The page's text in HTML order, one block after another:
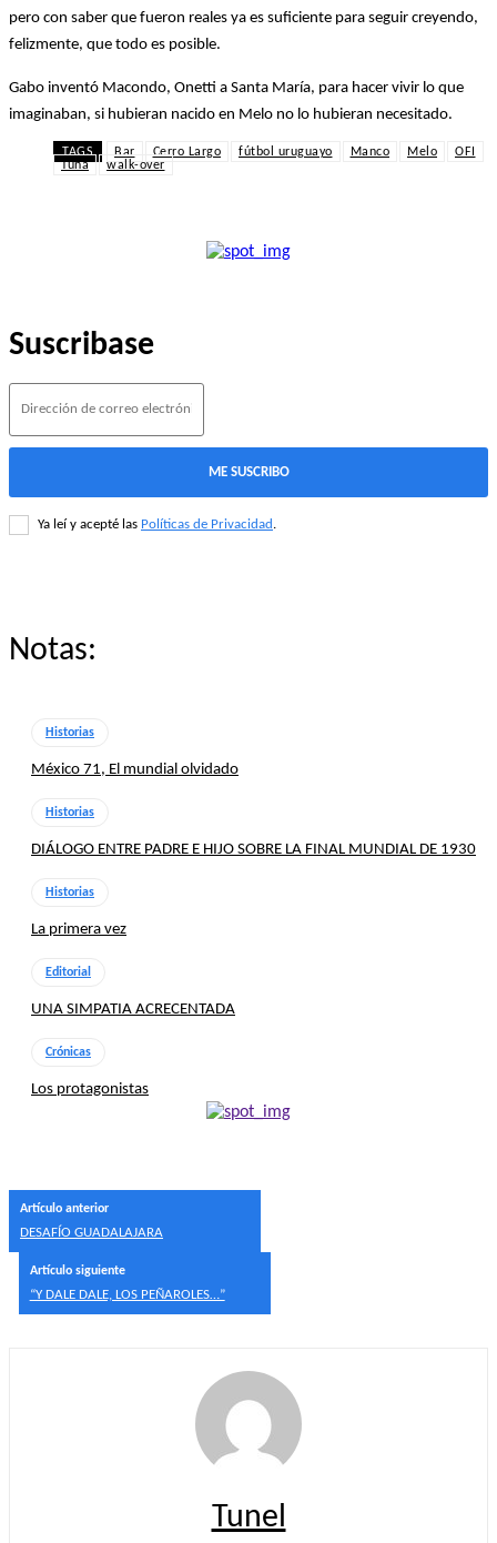
pero con saber que fueron reales ya es suficiente para seguir creyendo,
felizmente, que todo es posible.
Gabo inventó Macondo, Onetti a Santa María, para hacer vivir lo que
imaginaban, si hubieran nacido en Melo no lo hubieran necesitado.
TAGS Bar Cerro Largo fútbol uruguayo Manco Melo
OFI
Tuna
walk-over
Suscribase
ME SUSCRIBO
Ya leí y acepté las Políticas de Privacidad .
Notas:
Historias
México 71, El mundial olvidado
Historias
DIÁLOGO ENTRE PADRE E HIJO SOBRE LA FINAL MUNDIAL DE 1930
Historias
La primera vez
Editorial
UNA SIMPATIA ACRECENTADA
Crónicas
Los protagonistas
Artículo anterior
DESAFÍO GUADALAJARA
Artículo siguiente
“Y DALE DALE, LOS PEÑAROLES…”
Tunel